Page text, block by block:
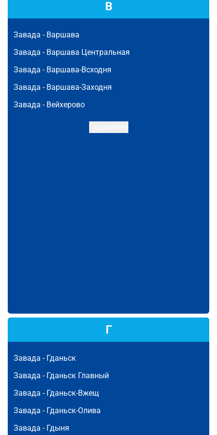
В
Завада - Варшава
Завада - Варшава Центральная
Завада - Варшава-Всходня
Завада - Варшава-Заходня
Завада - Вейхерово
Г
Завада - Гданьск
Завада - Гданьск Главный
Завада - Гданьск-Вжещ
Завада - Гданьск-Олива
Завада - Гдыня